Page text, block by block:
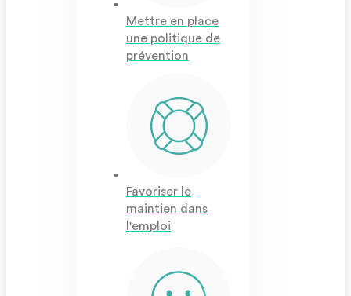
Mettre en place
une politique de
prévention
Favoriser le
maintien dans
l'emploi